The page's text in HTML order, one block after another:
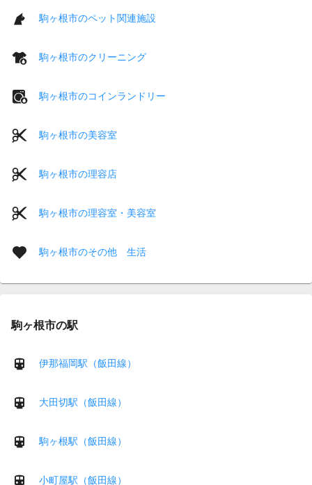
駒ヶ根市のペット関連施設
駒ヶ根市のクリーニング
駒ヶ根市のコインランドリー
駒ヶ根市の美容室
駒ヶ根市の理容店
駒ヶ根市の理容室・美容室
駒ヶ根市のその他 生活
駒ヶ根市の駅
伊那福岡駅（飯田線）
大田切駅（飯田線）
駒ヶ根駅（飯田線）
小町屋駅（飯田線）